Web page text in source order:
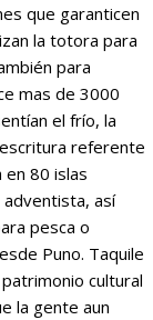
que garanticen
la totora para
para
mas de 3000
el frío, la
referente
en 80 islas
adventista, así
pesca o
Puno. Taquile
cultural
la gente aun